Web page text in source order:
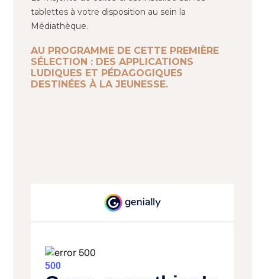
tablettes à votre disposition au sein la
Médiathèque.
AU PROGRAMME DE CETTE PREMIÈRE
SÉLECTION : DES APPLICATIONS
LUDIQUES ET PÉDAGOGIQUES
DESTINÉES À LA JEUNESSE.